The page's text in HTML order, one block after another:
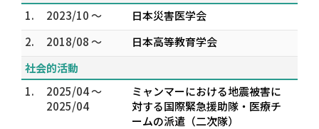
1.
2023/10 ～
日本災害医学会
2.
2018/08 ～
日本高等教育学会
社会的活動
1.
2025/04 ～
2025/04
ミャンマーにおける地震被害に
対する国際緊急援助隊・医療チ
ームの派遣（二次隊）